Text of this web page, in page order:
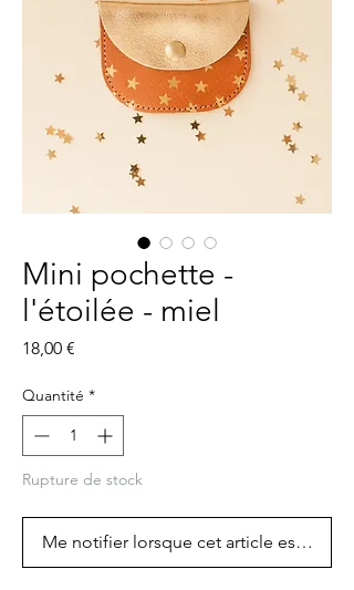
Mini pochette -
l'étoilée - miel
18,00 €
Quantité *
Rupture de stock
Me notifier lorsque cet article est